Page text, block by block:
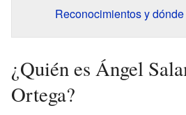
Reconocimientos y
¿Quién es Ángel
Ortega?